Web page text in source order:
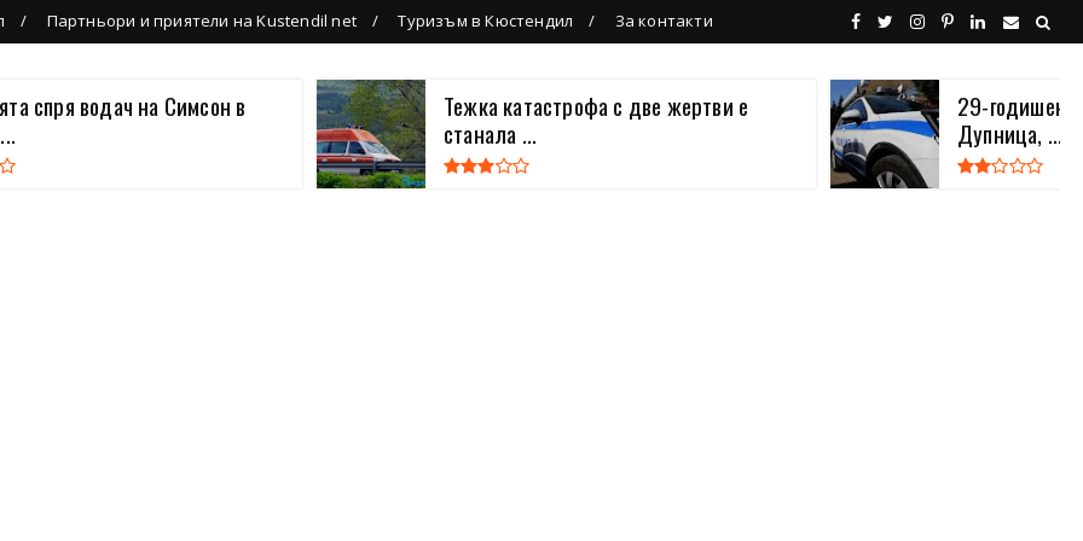
Партньори и приятели на Kustendil net Туризъм в Кюстендил За контакти
спря водач на Симсон в
Тежка катастрофа с две жертви е
станала ...
29-годишен
Дупница, ...